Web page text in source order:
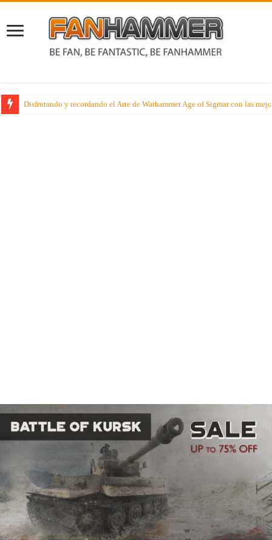
Disfrutando y recordando el Arte de Warhammer Age of Sigmar con las